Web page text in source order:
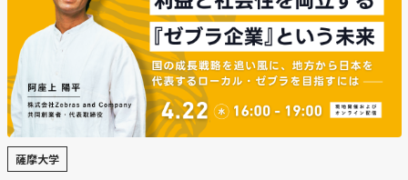
ら牧場 ミルクジャムが大黒柱 草原サ
ウナ、販路開拓一役
https://www.nikkei.com/article/
【要約】
薩摩大学